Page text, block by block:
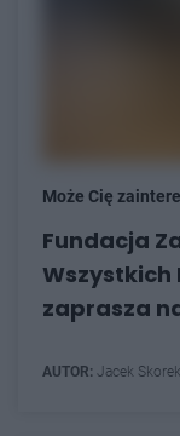
Może Cię
Fundacja
Wszystkich
zaprasza
AUTOR: Jacek Skorek